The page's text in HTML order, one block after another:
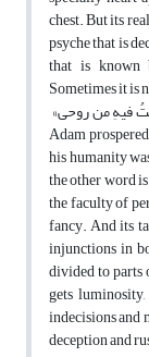
chest. But its
psyche that is
that is known
Sometimes it is
«و نفختُ فیهِ من روحی» (I blew from my spirit to it) says that when
Adam
his humanity
the other word
the faculty of
fancy. And its
injunctions in
divided to
gets
indecisions and
deception and